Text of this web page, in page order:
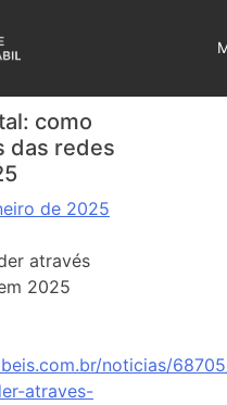
como
das redes
de 2025
através
2025
noticias/
atraves-